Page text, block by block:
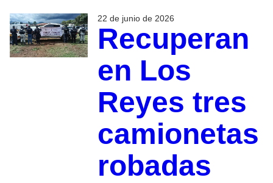
22 de junio de 2026
Recuperan
en Los
Reyes tres
camionetas
robadas